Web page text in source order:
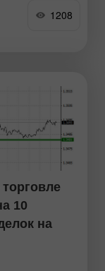
индикатор
от нулевой
1208
10
на